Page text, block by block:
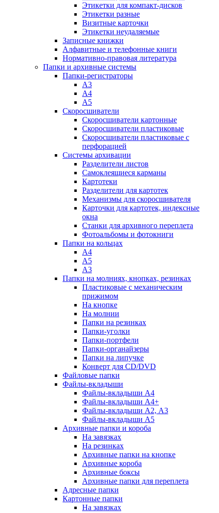
Этикетки для компакт-дисков
Этикетки разные
Визитные карточки
Этикетки неудаляемые
Записные книжки
Алфавитные и телефонные книги
Нормативно-правовая литература
Папки и архивные системы
Папки-регистраторы
А3
А4
А5
Скоросшиватели
Скоросшиватели картонные
Скоросшиватели пластиковые
Скоросшиватели пластиковые с
перфорацией
Системы архивации
Разделители листов
Самоклеящиеся карманы
Картотеки
Разделители для картотек
Механизмы для скоросшивателя
Карточки для картотек, индексные
окна
Станки для архивного переплета
Фотоальбомы и фотокниги
Папки на кольцах
А4
А5
А3
Папки на молниях, кнопках, резинках
Пластиковые с механическим
прижимом
На кнопке
На молнии
Папки на резинках
Папки-уголки
Папки-портфели
Папки-органайзеры
Папки на липучке
Конверт для CD/DVD
Файловые папки
Файлы-вкладыши
Файлы-вкладыши А4
Файлы-вкладыши А4+
Файлы-вкладыши А2, А3
Файлы-вкладыши А5
Архивные папки и короба
На завязках
На резинках
Архивные папки на кнопке
Архивные короба
Архивные боксы
Архивные папки для переплета
Адресные папки
Картонные папки
На завязках